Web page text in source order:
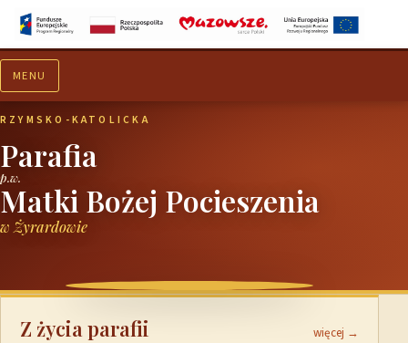
MENU
RZYMSKO-KATOLICKA
Parafia
p.w.
Matki Bożej Pocieszenia
w Żyrardowie
Z życia parafii więcej →